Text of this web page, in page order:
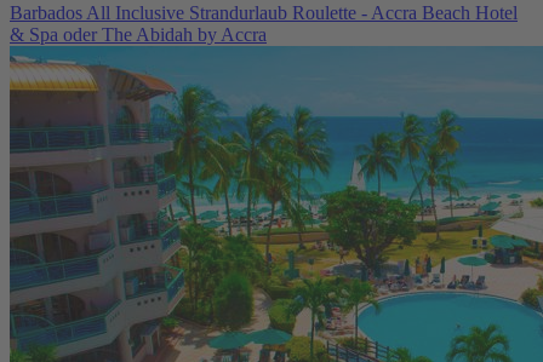
Barbados All Inclusive Strandurlaub Roulette - Accra Beach Hotel
& Spa oder The Abidah by Accra